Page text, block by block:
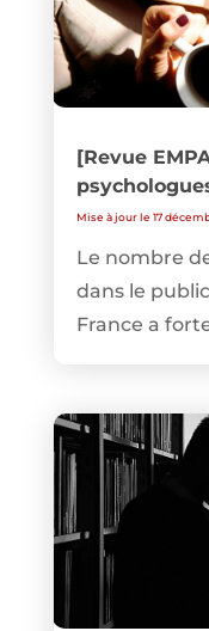
[Revue
Mise à jour le 17
Le nombre
dans le
France a